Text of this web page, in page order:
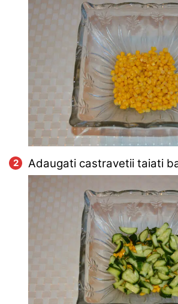
Adaugati castravetii taiati